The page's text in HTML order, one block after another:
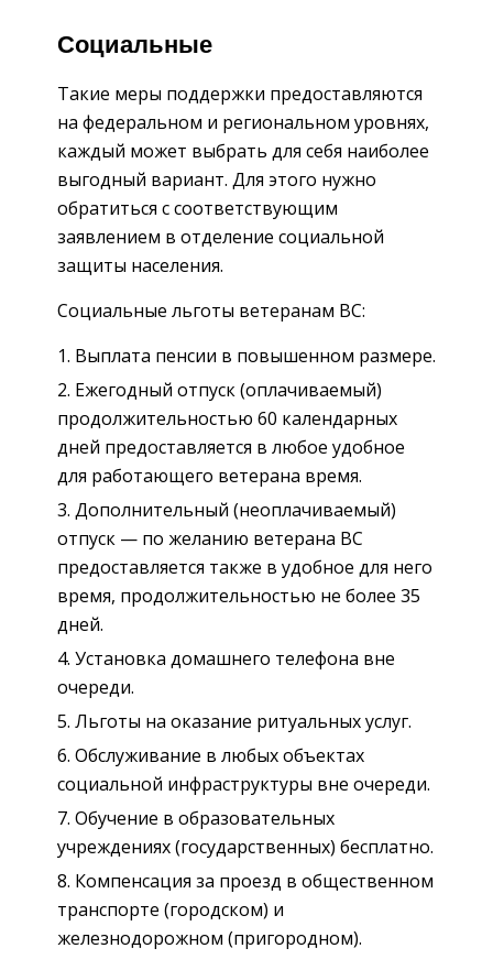
Социальные
Такие меры поддержки предоставляются
на федеральном и региональном уровнях,
каждый может выбрать для себя наиболее
выгодный вариант. Для этого нужно
обратиться с соответствующим
заявлением в отделение социальной
защиты населения.
Социальные льготы ветеранам ВС:
Выплата пенсии в повышенном размере.
Ежегодный отпуск (оплачиваемый)
продолжительностью 60 календарных
дней предоставляется в любое удобное
для работающего ветерана время.
Дополнительный (неоплачиваемый)
отпуск — по желанию ветерана ВС
предоставляется также в удобное для него
время, продолжительностью не более 35
дней.
Установка домашнего телефона вне
очереди.
Льготы на оказание ритуальных услуг.
Обслуживание в любых объектах
социальной инфраструктуры вне очереди.
Обучение в образовательных
учреждениях (государственных) бесплатно.
Компенсация за проезд в общественном
транспорте (городском) и
железнодорожном (пригородном).